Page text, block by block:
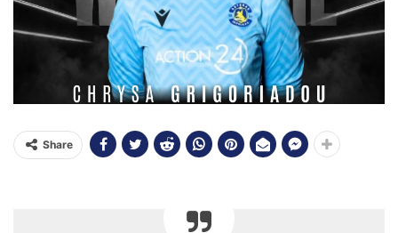
Share